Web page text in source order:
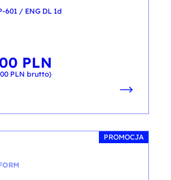
601 / ENG DL 1d
PLN
PLN brutto)
PROMOCJA